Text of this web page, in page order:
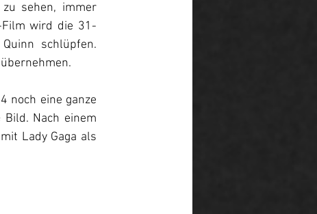
sehen, immer
Film wird die 31-
schlüpfen.
noch eine ganze
Nach einem
Lady Gaga als